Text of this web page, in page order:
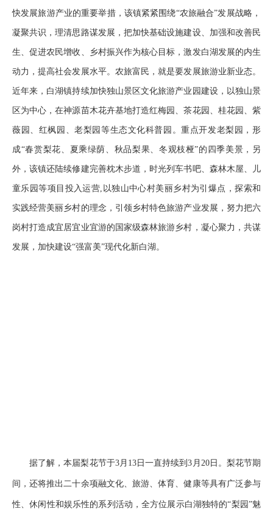
快发展旅游产业的重要举措，该镇紧紧围绕“农旅融合”发展战略，
凝聚共识，理清思路谋发展，把加快基础设施建设、加强和改善民
生、促进农民增收、乡村振兴作为核心目标，激发白湖发展的内生
动力，提高社会发展水平。农旅富民，就是要发展旅游业新业态。
近年来，白湖镇持续加快独山景区文化旅游产业园建设，以独山景
区为中心，在神源苗木花卉基地打造红梅园、茶花园、桂花园、紫
薇园、红枫园、老梨园等生态文化科普园。重点开发老梨园，形
成“春赏梨花、夏乘绿荫、秋品梨果、冬观枝桠”的四季美景，另
外，该镇还陆续修建完善枕木步道，时光列车书吧、森林木屋、儿
童乐园等项目投入运营,以独山中心村美丽乡村为引爆点，探索和
实践经营美丽乡村的理念，引领乡村特色旅游产业发展，努力把六
岗村打造成宜居宜业宜游的国家级森林旅游乡村，凝心聚力，共谋
发展，加快建设“强富美”现代化新白湖。
据了解，本届梨花节于3月13日一直持续到3月20日。梨花节期
间，还将推出二十余项融文化、旅游、体育、健康等具有广泛参与
性、休闲性和娱乐性的系列活动，全方位展示白湖独特的“梨园”魅